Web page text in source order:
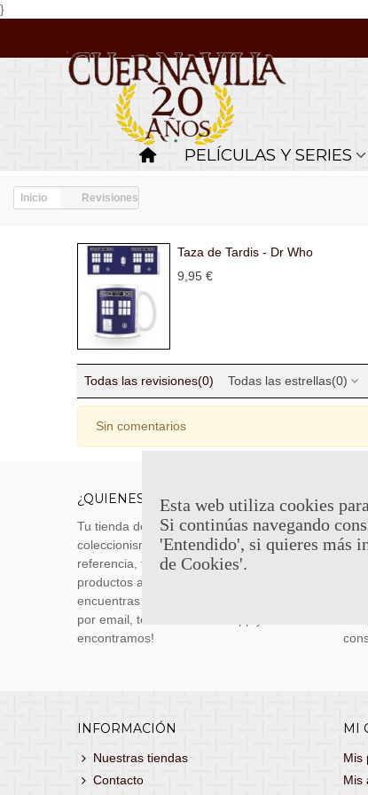
}
PELÍCULAS Y SERIES
Inicio Revisiones
Taza de Tardis - Dr Who
9,95 €
Todas las revisiones(0) Todas las estrellas(0)
Sin comentarios
¿QUIENES SOMOS?
Tu tienda de merchandising, artículos de
coleccionismo y réplicas históricas de
referencia, tenemos una gran variedad de
productos a los mejores precios. Si no
encuentras lo que buscas, danos un toque
por email, teléfono o Whatsapp y te lo
encontramos!
INFORMACIÓN
Nuestras tiendas
Contacto
MI
Mis
Mis
Esta web utiliza cookies
Si continúas navegando
'Entendido', si quieres más
de Cookies'.